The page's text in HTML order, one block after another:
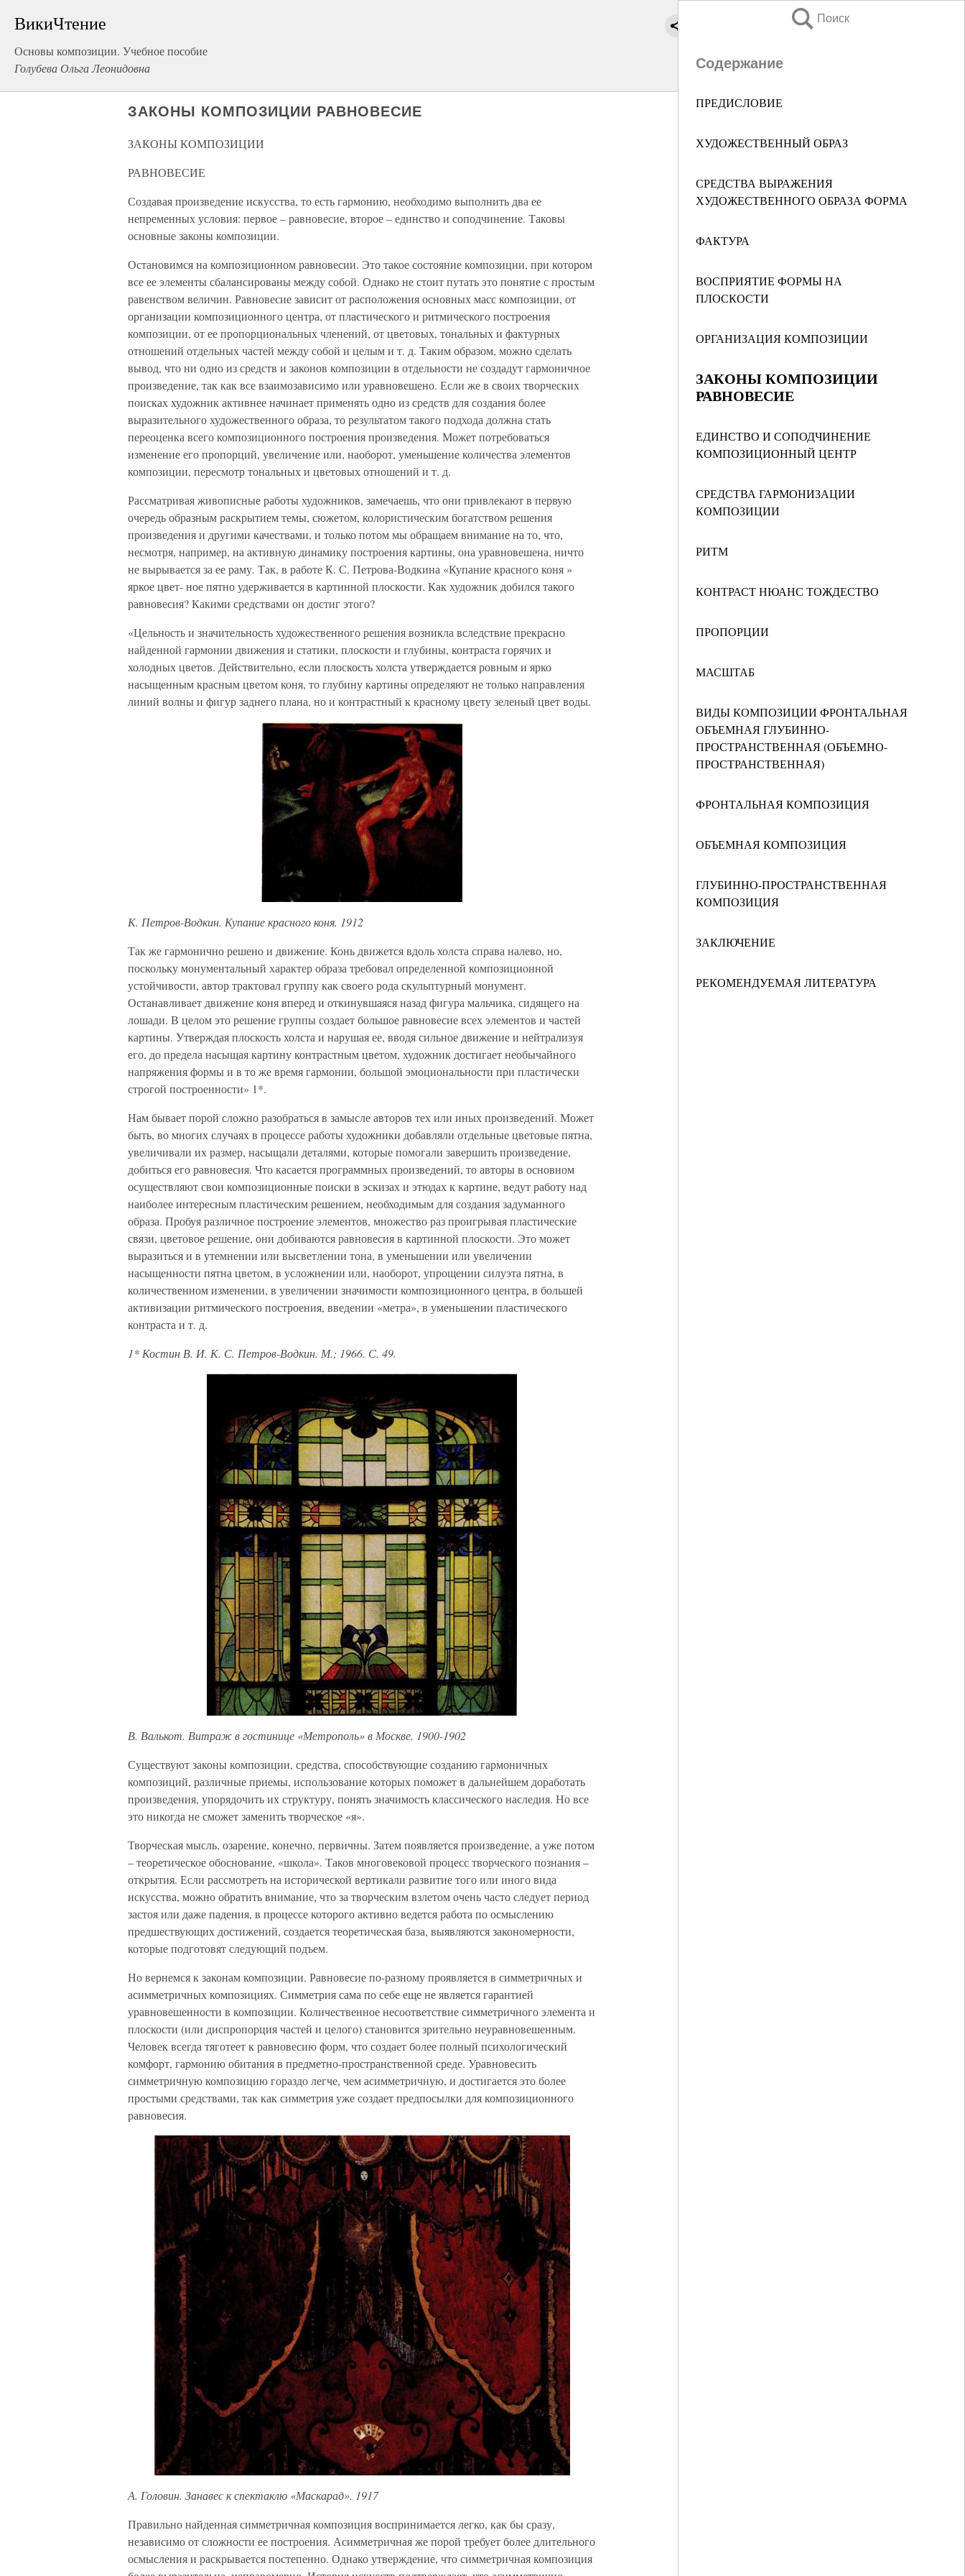
ВикиЧтение
Основы композиции. Учебное пособие
Голубева Ольга Леонидовна
Поиск
Содержание
ПРЕДИСЛОВИЕ
ХУДОЖЕСТВЕННЫЙ ОБРАЗ
СРЕДСТВА ВЫРАЖЕНИЯ
ХУДОЖЕСТВЕННОГО ОБРАЗА ФОРМА
ФАКТУРА
ВОСПРИЯТИЕ ФОРМЫ НА
ПЛОСКОСТИ
ОРГАНИЗАЦИЯ КОМПОЗИЦИИ
ЗАКОНЫ КОМПОЗИЦИИ
РАВНОВЕСИЕ
ЕДИНСТВО И СОПОДЧИНЕНИЕ
КОМПОЗИЦИОННЫЙ ЦЕНТР
СРЕДСТВА ГАРМОНИЗАЦИИ
КОМПОЗИЦИИ
РИТМ
КОНТРАСТ НЮАНС ТОЖДЕСТВО
ПРОПОРЦИИ
МАСШТАБ
ВИДЫ КОМПОЗИЦИИ ФРОНТАЛЬНАЯ
ОБЪЕМНАЯ ГЛУБИННО-
ПРОСТРАНСТВЕННАЯ (ОБЪЕМНО-
ПРОСТРАНСТВЕННАЯ)
ФРОНТАЛЬНАЯ КОМПОЗИЦИЯ
ОБЪЕМНАЯ КОМПОЗИЦИЯ
ГЛУБИННО-ПРОСТРАНСТВЕННАЯ
КОМПОЗИЦИЯ
ЗАКЛЮЧЕНИЕ
РЕКОМЕНДУЕМАЯ ЛИТЕРАТУРА
ЗАКОНЫ КОМПОЗИЦИИ РАВНОВЕСИЕ
ЗАКОНЫ КОМПОЗИЦИИ
РАВНОВЕСИЕ
Создавая произведение искусства, то есть гармонию, необходимо выполнить два ее
непременных условия: первое – равновесие, второе – единство и соподчинение. Таковы
основные законы композиции.
Остановимся на композиционном равновесии. Это такое состояние композиции, при котором
все ее элементы сбалансированы между собой. Однако не стоит путать это понятие с простым
равенством величин. Равновесие зависит от расположения основных масс композиции, от
организации композиционного центра, от пластического и ритмического построения
композиции, от ее пропорциональных членений, от цветовых, тональных и фактурных
отношений отдельных частей между собой и целым и т. д. Таким образом, можно сделать
вывод, что ни одно из средств и законов композиции в отдельности не создадут гармоничное
произведение, так как все взаимозависимо или уравновешено. Если же в своих творческих
поисках художник активнее начинает применять одно из средств для создания более
выразительного художественного образа, то результатом такого подхода должна стать
переоценка всего композиционного построения произведения. Может потребоваться
изменение его пропорций, увеличение или, наоборот, уменьшение количества элементов
композиции, пересмотр тональных и цветовых отношений и т. д.
Рассматривая живописные работы художников, замечаешь, что они привлекают в первую
очередь образным раскрытием темы, сюжетом, колористическим богатством решения
произведения и другими качествами, и только потом мы обращаем внимание на то, что,
несмотря, например, на активную динамику построения картины, она уравновешена, ничто
не вырывается за ее раму. Так, в работе К. С. Петрова-Водкина «Купание красного коня »
яркое цвет- ное пятно удерживается в картинной плоскости. Как художник добился такого
равновесия? Какими средствами он достиг этого?
«Цельность и значительность художественного решения возникла вследствие прекрасно
найденной гармонии движения и статики, плоскости и глубины, контраста горячих и
холодных цветов. Действительно, если плоскость холста утверждается ровным и ярко
насыщенным красным цветом коня, то глубину картины определяют не только направления
линий волны и фигур заднего плана, но и контрастный к красному цвету зеленый цвет воды.
К. Петров-Водкин. Купание красного коня. 1912
Так же гармонично решено и движение. Конь движется вдоль холста справа налево, но,
поскольку монументальный характер образа требовал определенной композиционной
устойчивости, автор трактовал группу как своего рода скульптурный монумент.
Останавливает движение коня вперед и откинувшаяся назад фигура мальчика, сидящего на
лошади. В целом это решение группы создает большое равновесие всех элементов и частей
картины. Утверждая плоскость холста и нарушая ее, вводя сильное движение и нейтрализуя
его, до предела насыщая картину контрастным цветом, художник достигает необычайного
напряжения формы и в то же время гармонии, большой эмоциональности при пластически
строгой построенности» 1*.
Нам бывает порой сложно разобраться в замысле авторов тех или иных произведений. Может
быть, во многих случаях в процессе работы художники добавляли отдельные цветовые пятна,
увеличивали их размер, насыщали деталями, которые помогали завершить произведение,
добиться его равновесия. Что касается программных произведений, то авторы в основном
осуществляют свои композиционные поиски в эскизах и этюдах к картине, ведут работу над
наиболее интересным пластическим решением, необходимым для создания задуманного
образа. Пробуя различное построение элементов, множество раз проигрывая пластические
связи, цветовое решение, они добиваются равновесия в картинной плоскости. Это может
выразиться и в утемнении или высветлении тона, в уменьшении или увеличении
насыщенности пятна цветом, в усложнении или, наоборот, упрощении силуэта пятна, в
количественном изменении, в увеличении значимости композиционного центра, в большей
активизации ритмического построения, введении «метра», в уменьшении пластического
контраста и т. д.
1* Костин В. И. К. С. Петров-Водкин. М.; 1966. С. 49.
В. Валькот. Витраж в гостинице «Метрополь» в Москве. 1900-1902
Существуют законы композиции, средства, способствующие созданию гармоничных
композиций, различные приемы, использование которых поможет в дальнейшем доработать
произведения, упорядочить их структуру, понять значимость классического наследия. Но все
это никогда не сможет заменить творческое «я».
Творческая мысль, озарение, конечно, первичны. Затем появляется произведение, а уже потом
– теоретическое обоснование, «школа». Таков многовековой процесс творческого познания –
открытия. Если рассмотреть на исторической вертикали развитие того или иного вида
искусства, можно обратить внимание, что за творческим взлетом очень часто следует период
застоя или даже падения, в процессе которого активно ведется работа по осмыслению
предшествующих достижений, создается теоретическая база, выявляются закономерности,
которые подготовят следующий подъем.
Но вернемся к законам композиции. Равновесие по-разному проявляется в симметричных и
асимметричных композициях. Симметрия сама по себе еще не является гарантией
уравновешенности в композиции. Количественное несоответствие симметричного элемента и
плоскости (или диспропорция частей и целого) становится зрительно неуравновешенным.
Человек всегда тяготеет к равновесию форм, что создает более полный психологический
комфорт, гармонию обитания в предметно-пространственной среде. Уравновесить
симметричную композицию гораздо легче, чем асимметричную, и достигается это более
простыми средствами, так как симметрия уже создает предпосылки для композиционного
равновесия.
А. Головин. Занавес к спектаклю «Маскарад». 1917
Правильно найденная симметричная композиция воспринимается легко, как бы сразу,
независимо от сложности ее построения. Асимметричная же порой требует более длительного
осмысления и раскрывается постепенно. Однако утверждение, что симметричная композиция